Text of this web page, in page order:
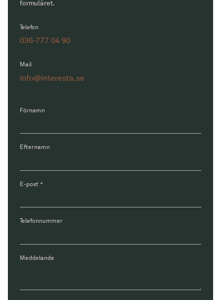
formuläret.
Telefon
036-777 04 90
Mail
info@interesta.se
Förnamn
Efternamn
E-post *
Telefonnummer
Meddelande